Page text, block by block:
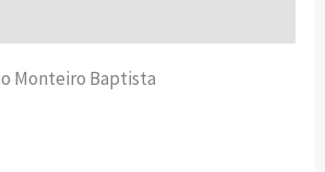
Monteiro Baptista